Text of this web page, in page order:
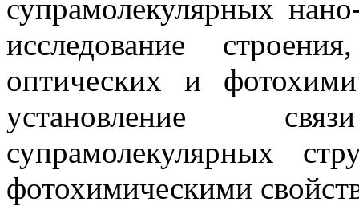
супрамолекулярных
исследование
оптических и
установление
супрамолекулярных
фотохимическими